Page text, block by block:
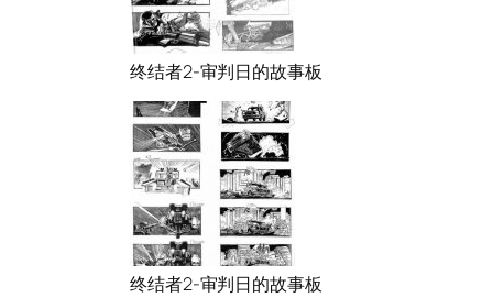
终结者2-审判日的故事板
终结者2-审判日的故事板